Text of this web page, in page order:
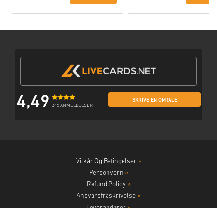
4,49 345 ANMELDELSER
SKRIVE EN OMTALE
Vilkår Og Betingelser »
Personvern »
Refund Policy »
Ansvarsfraskrivelse »